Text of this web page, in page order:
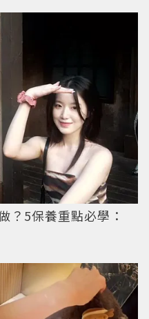
？5保養重點必學：